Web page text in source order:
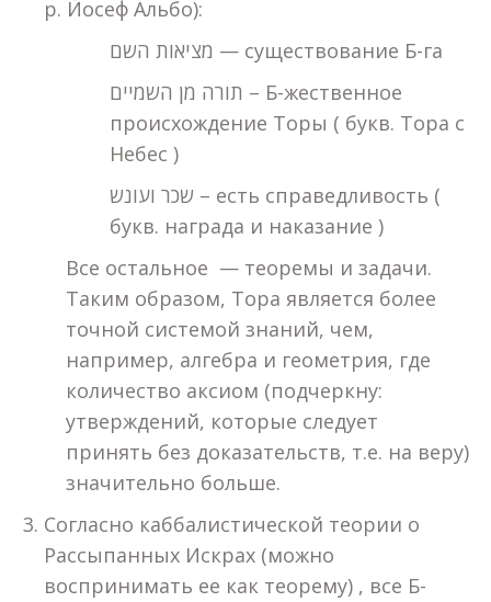
р. Йосеф Альбо):
מציאות השם — существование Б-га
תורה מן השמיים – Б-жественное
происхождение Торы ( букв. Тора с
Небес )
שכר ועונש – есть справедливость (
букв. награда и наказание )
Все остальное — теоремы и задачи.
Таким образом, Тора является более
точной системой знаний, чем,
например, алгебра и геометрия, где
количество аксиом (подчеркну:
утверждений, которые следует
принять без доказательств, т.е. на веру)
значительно больше.
Согласно каббалистической теории о
Рассыпанных Искрах (можно
воспринимать ее как теорему) , все Б-